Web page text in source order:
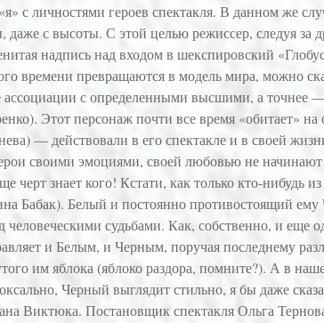
с личностями героев спектакля. В данном же
даже с высоты. С этой целью режиссер, следуя за
надпись над входом в шекспировский
времени превращаются в модель мира, можно
с определенными высшими, а точнее
Этот персонаж почти все время
— действовали в его спектакле и в своей
своими эмоциями, своей любовью не
черт знает кого! Кстати, как только кто-нибудь
Бабак). Белый и постоянно противостоящий
человеческими судьбами. Как, собственно, и
и Белым, и Черным, поручая последнему
им яблока (яблоко раздора, помните?). А в
Черный выглядит стильно, я бы даже
Виктюка. Постановщик спектакля Ольга